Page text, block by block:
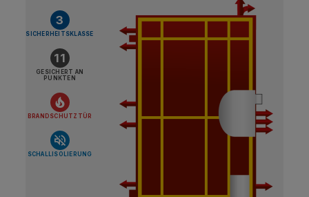
sowie eine stufenlose Einstellung der
sanften Türschließung.
3
SICHERHEITSKLASSE
11
GESICHERT AN
PUNKTEN
BRANDSCHUTZTÜR
SCHALLISOLIERUNG